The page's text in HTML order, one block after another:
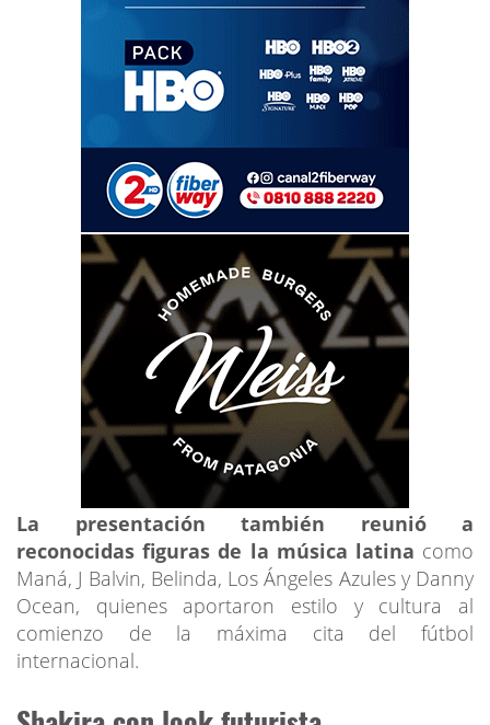
La presentación también reunió a
reconocidas figuras de la música latina como
Maná, J Balvin, Belinda, Los Ángeles Azules y Danny
Ocean, quienes aportaron estilo y cultura al
comienzo de la máxima cita del fútbol
internacional.